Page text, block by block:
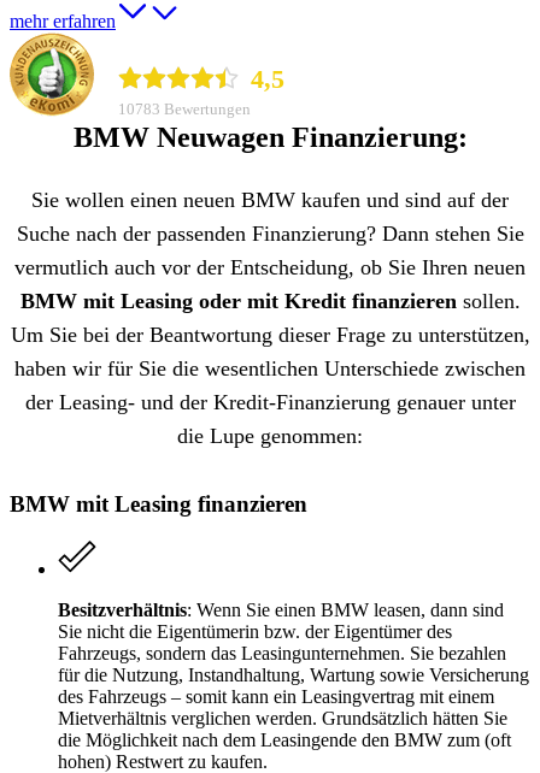
mehr erfahren
4,5
10783 Bewertungen
BMW Neuwagen Finanzierung:
Sie wollen einen neuen BMW kaufen und sind auf der
Suche nach der passenden Finanzierung? Dann stehen Sie
vermutlich auch vor der Entscheidung, ob Sie Ihren neuen
BMW mit Leasing oder mit Kredit finanzieren sollen.
Um Sie bei der Beantwortung dieser Frage zu unterstützen,
haben wir für Sie die wesentlichen Unterschiede zwischen
der Leasing- und der Kredit-Finanzierung genauer unter
die Lupe genommen:
BMW mit Leasing finanzieren
Besitzverhältnis: Wenn Sie einen BMW leasen, dann sind
Sie nicht die Eigentümerin bzw. der Eigentümer des
Fahrzeugs, sondern das Leasingunternehmen. Sie bezahlen
für die Nutzung, Instandhaltung, Wartung sowie Versicherung
des Fahrzeugs – somit kann ein Leasingvertrag mit einem
Mietverhältnis verglichen werden. Grundsätzlich hätten Sie
die Möglichkeit nach dem Leasingende den BMW zum (oft
hohen) Restwert zu kaufen.